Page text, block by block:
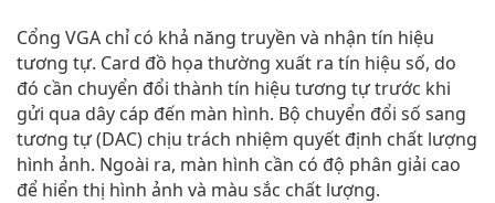
Cổng VGA chỉ có khả năng truyền và nhận tín hiệu
tương tự. Card đồ họa thường xuất ra tín hiệu số, do
đó cần chuyển đổi thành tín hiệu tương tự trước khi
gửi qua dây cáp đến màn hình. Bộ chuyển đổi số sang
tương tự (DAC) chịu trách nhiệm quyết định chất lượng
hình ảnh. Ngoài ra, màn hình cần có độ phân giải cao
để hiển thị hình ảnh và màu sắc chất lượng.